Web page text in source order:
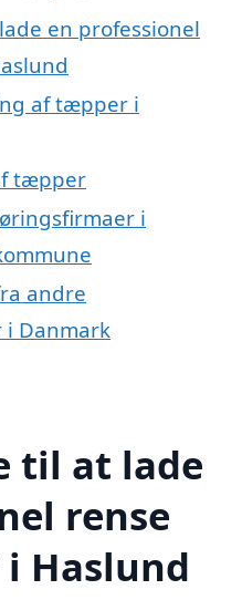
en professionel
af tæpper i
tæpper
i
andre
Danmark
til at lade
rense
Haslund